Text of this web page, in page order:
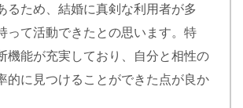
るため、結婚に真剣な利用者が多
って活動できたとの思います。特
機能が充実しており、自分と相性の
的に見つけることができた点が良か